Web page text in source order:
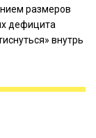
размеров
дефицита
внутрь